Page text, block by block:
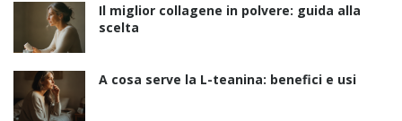
Il miglior collagene in polvere: guida alla
scelta
A cosa serve la L-teanina: benefici e usi